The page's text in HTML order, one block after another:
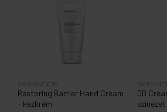
Restoring Barrier Hand Cream
- kézkrém
SKEYNDOR
DD